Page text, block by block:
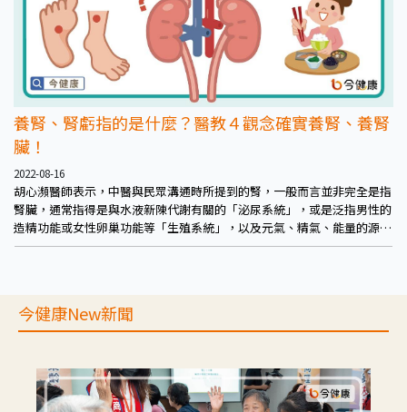
養腎、腎虧指的是什麼？醫教４觀念確實養腎、養腎
臟！
2022-08-16
胡心瀕醫師表示，中醫與民眾溝通時所提到的腎，一般而言並非完全是指
腎臟，通常指得是與水液新陳代謝有關的「泌尿系統」，或是泛指男性的
造精功能或女性卵巢功能等「生殖系統」，以及元氣、精氣、能量的源
頭，隨著個人保養、年齡老化而增減的「腎氣」。
今健康New新聞